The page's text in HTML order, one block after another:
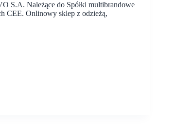
S.A. Należące do Spółki multibrandowe
CEE. Onlinowy sklep z odzieżą,